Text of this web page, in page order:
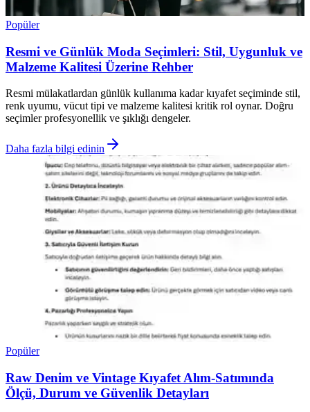
Popüler
Resmi ve Günlük Moda Seçimleri: Stil, Uygunluk ve
Malzeme Kalitesi Üzerine Rehber
Resmi mülakatlardan günlük kullanıma kadar kıyafet seçiminde stil,
renk uyumu, vücut tipi ve malzeme kalitesi kritik rol oynar. Doğru
seçimler profesyonellik ve şıklığı dengeler.
Daha fazla bilgi edinin
Popüler
Raw Denim ve Vintage Kıyafet Alım-Satımında
Ölçü, Durum ve Güvenlik Detayları